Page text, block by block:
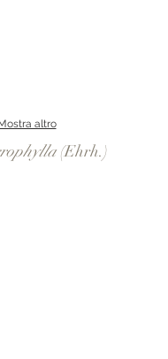
altro
(Ehrh.)